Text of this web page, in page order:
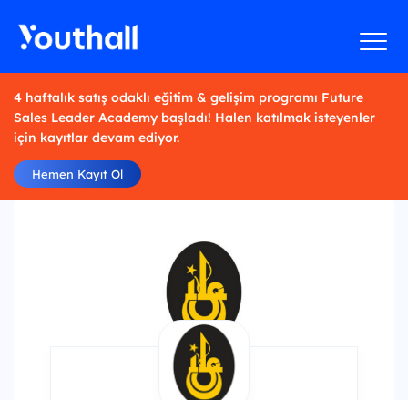
4 haftalık satış odaklı eğitim & gelişim programı Future
Sales Leader Academy başladı! Halen katılmak isteyenler
için kayıtlar devam ediyor.
Hemen Kayıt Ol